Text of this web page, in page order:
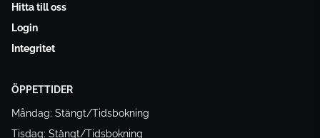
Hitta till oss
Login
Integritet
ÖPPETTIDER
Måndag: Stängt/Tidsbokning
Tisdag: Stängt/Tidsbokning